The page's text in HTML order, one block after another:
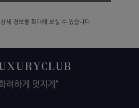
상세 정보를 확대해 보실 수 있습니다.